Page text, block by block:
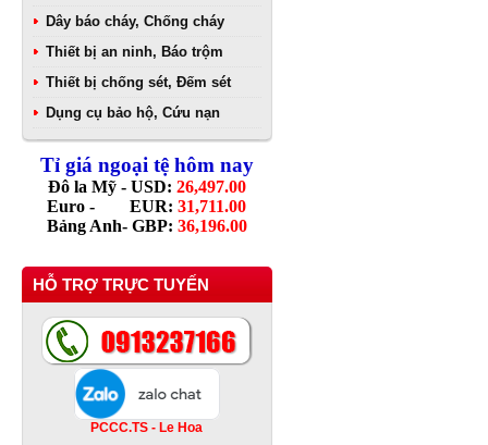
Dây báo cháy, Chống cháy
Thiết bị an ninh, Báo trộm
Thiết bị chống sét, Đếm sét
Dụng cụ bảo hộ, Cứu nạn
Tỉ giá ngoại tệ hôm nay
Đô la Mỹ - USD: 26,497.00
Euro - EUR: 31,711.00
Bảng Anh- GBP: 36,196.00
HỖ TRỢ TRỰC TUYẾN
PCCC.TS - Le Hoa